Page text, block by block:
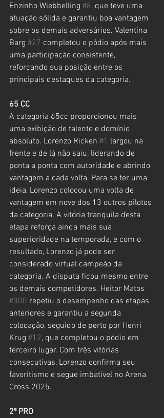
Enzinho Wiebbelling #8, que teve uma
atuação sólida e garantiu boa vantagem
sobre os demais adversários. Valentina
Barg #27 completou o pódio após mais
uma participação consistente,
reforçando sua posição entre os
principais destaques da categoria.
65 CC
A categoria 65cc proporcionou mais
uma exibição de talento e domínio
absoluto. Lorenzo Ricken #1 largou na
frente e de lá não saiu, liderando de
ponta a ponta com autoridade e abrindo
vantagem a cada volta. Para se ter uma
ideia, Lorenzo colocou uma volta de
vantagem em nove dos 13 outros pilotos
da categoria. A vitória tranquila desta
etapa reforça ainda mais sua
superioridade na temporada, e com o
resultado, Lorenzo já pode ser
considerado virtual campeão da
categoria. A disputa ficou mesmo entre
os demais competidores. Heitor Matos
#300 repetiu o desempenho das etapas
anteriores e garantiu a segunda
colocação, seguido de perto por Henri
Krug #12, que completou o pódio em
terceiro lugar. Com três vitórias
consecutivas, Lorenzo confirma seu
favoritismo e segue imbatível no Arena
Cross 2025.
2ª PRO